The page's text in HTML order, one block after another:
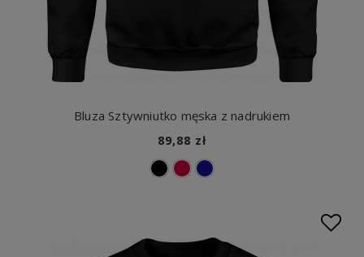
Bluza Sztywniutko męska z nadrukiem
89,88 zł